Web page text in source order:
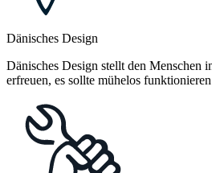
Dänisches Design
Dänisches Design stellt den Menschen
erfreuen, es sollte mühelos